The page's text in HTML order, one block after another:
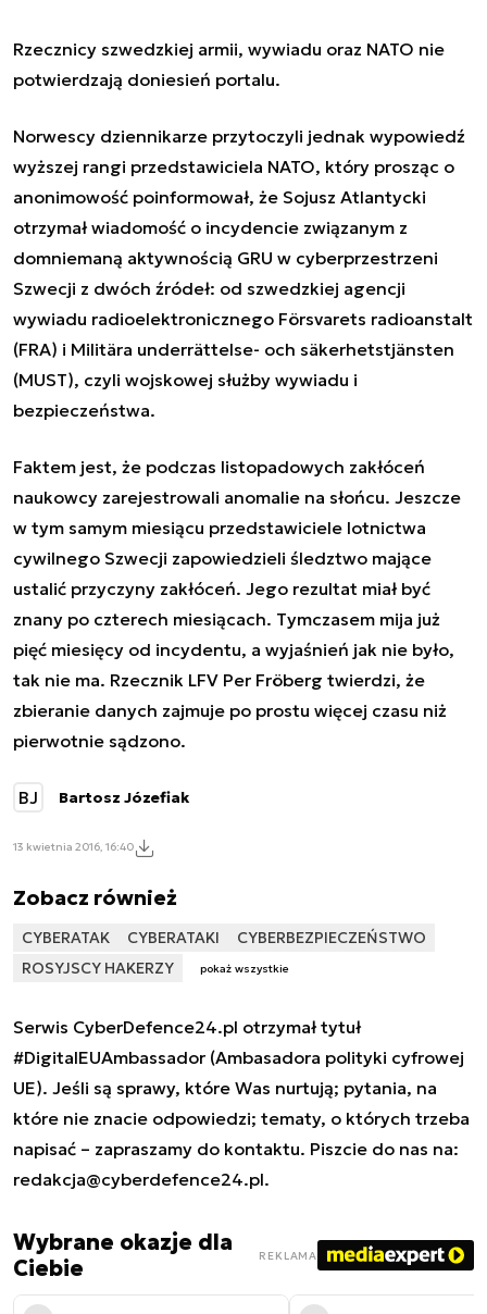
Rzecznicy szwedzkiej armii, wywiadu oraz NATO nie
potwierdzają doniesień portalu.
Norwescy dziennikarze przytoczyli jednak wypowiedź
wyższej rangi przedstawiciela NATO, który prosząc o
anonimowość poinformował, że Sojusz Atlantycki
otrzymał wiadomość o incydencie związanym z
domniemaną aktywnością GRU w cyberprzestrzeni
Szwecji z dwóch źródeł: od szwedzkiej agencji
wywiadu radioelektronicznego Försvarets radioanstalt
(FRA) i Militära underrättelse- och säkerhetstjänsten
(MUST), czyli wojskowej służby wywiadu i
bezpieczeństwa.
Faktem jest, że podczas listopadowych zakłóceń
naukowcy zarejestrowali anomalie na słońcu. Jeszcze
w tym samym miesiącu przedstawiciele lotnictwa
cywilnego Szwecji zapowiedzieli śledztwo mające
ustalić przyczyny zakłóceń. Jego rezultat miał być
znany po czterech miesiącach. Tymczasem mija już
pięć miesięcy od incydentu, a wyjaśnień jak nie było,
tak nie ma. Rzecznik LFV Per Fröberg twierdzi, że
zbieranie danych zajmuje po prostu więcej czasu niż
pierwotnie sądzono.
BJ Bartosz Józefiak
13 kwietnia 2016, 16:40
Zobacz również
CYBERATAK CYBERATAKI
CYBERBEZPIECZEŃSTWO
ROSYJSCY HAKERZY
pokaż wszystkie
Serwis CyberDefence24.pl otrzymał tytuł
#DigitalEUAmbassador (Ambasadora polityki cyfrowej
UE). Jeśli są sprawy, które Was nurtują; pytania, na
które nie znacie odpowiedzi; tematy, o których trzeba
napisać – zapraszamy do kontaktu. Piszcie do nas na:
redakcja@cyberdefence24.pl.
Wybrane okazje dla
Ciebie
REKLAMA